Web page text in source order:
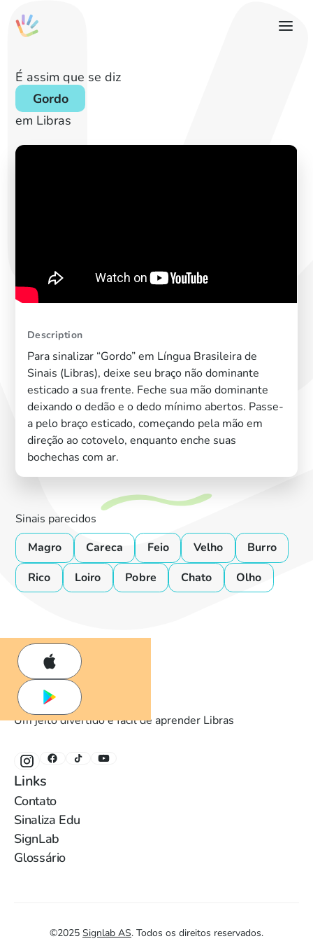
É assim que se diz
Gordo
em Libras
Description
Para sinalizar “Gordo” em Língua Brasileira de
Sinais (Libras), deixe seu braço não dominante
esticado a sua frente. Feche sua mão dominante
deixando o dedão e o dedo mínimo abertos. Passe-
a pelo braço esticado, começando pela mão em
direção ao cotovelo, enquanto enche suas
bochechas com ar.
Sinais parecidos
Magro
Careca Feio Velho
Burro
Rico
Loiro Pobre Chato Olho
Um jeito divertido e fácil de aprender Libras
Links
Contato
Sinaliza Edu
SignLab
Glossário
©2025 Signlab AS. Todos os direitos reservados.